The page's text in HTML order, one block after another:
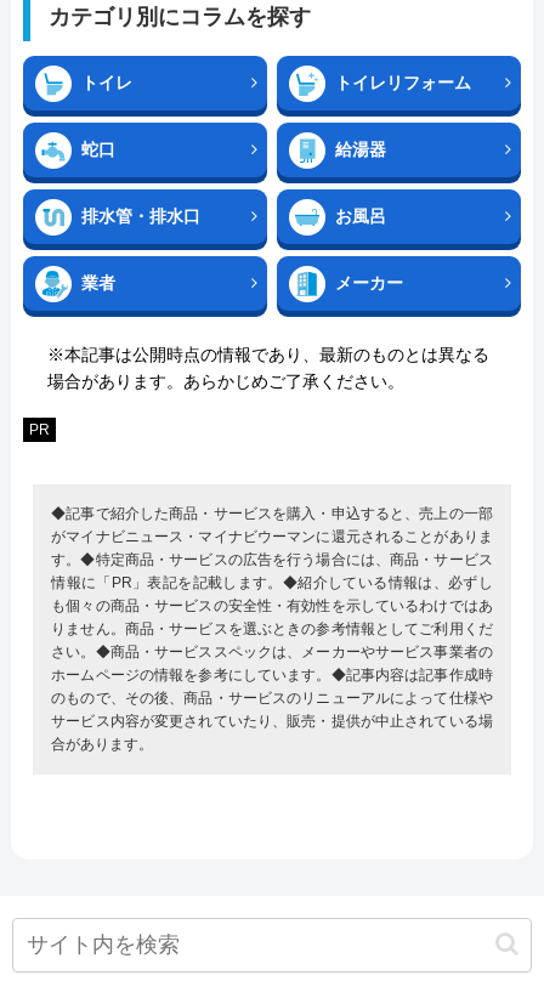
カテゴリ別にコラムを探す
トイレ トイレリフォーム
蛇口 給湯器
排水管・排水口 お風呂
業者 メーカー
※本記事は公開時点の情報であり、最新のものとは異なる
場合があります。あらかじめご了承ください。
PR
◆記事で紹介した商品・サービスを購入・申込すると、売上の一部
がマイナビニュース・マイナビウーマンに還元されることがありま
す。◆特定商品・サービスの広告を行う場合には、商品・サービス
情報に「PR」表記を記載します。◆紹介している情報は、必ずし
も個々の商品・サービスの安全性・有効性を示しているわけではあ
りません。商品・サービスを選ぶときの参考情報としてご利用くだ
さい。◆商品・サービススペックは、メーカーやサービス事業者の
ホームページの情報を参考にしています。◆記事内容は記事作成時
のもので、その後、商品・サービスのリニューアルによって仕様や
サービス内容が変更されていたり、販売・提供が中止されている場
合があります。